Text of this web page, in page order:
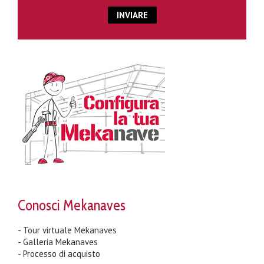
Conosci Mekanaves
- Tour virtuale Mekanaves
- Galleria Mekanaves
- Processo di acquisto